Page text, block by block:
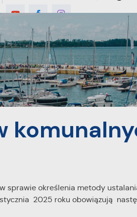
TURYSTYKA
sprawie określenia metody
2025 roku obowiązują